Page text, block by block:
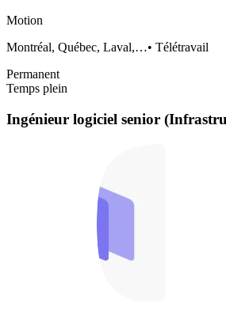
Motion
Montréal, Québec, Laval,…• Télétravail
Permanent
Temps plein
Ingénieur logiciel senior